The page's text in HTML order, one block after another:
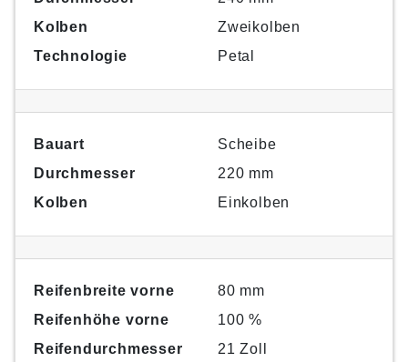
Kolben
Zweikolben
Technologie
Petal
Bauart
Scheibe
Durchmesser
220 mm
Kolben
Einkolben
Reifenbreite vorne
80 mm
Reifenhöhe vorne
100 %
Reifendurchmesser
21 Zoll